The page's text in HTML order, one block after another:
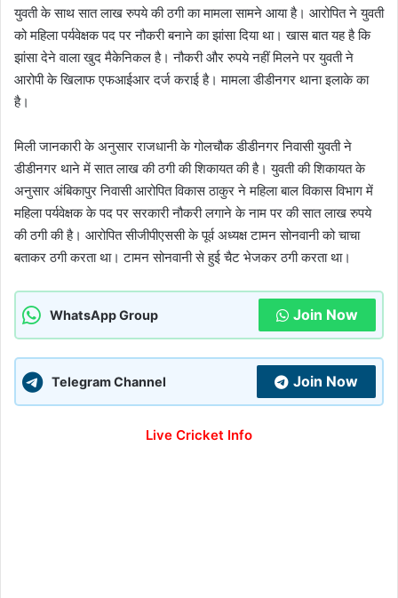
युवती के साथ सात लाख रुपये की ठगी का मामला सामने आया है। आरोपित ने युवती
को महिला पर्यवेक्षक पद पर नौकरी बनाने का झांसा दिया था। खास बात यह है कि
झांसा देने वाला खुद मैकेनिकल है। नौकरी और रुपये नहीं मिलने पर युवती ने
आरोपी के खिलाफ एफआईआर दर्ज कराई है। मामला डीडीनगर थाना इलाके का
है।
मिली जानकारी के अनुसार राजधानी के गोलचौक डीडीनगर निवासी युवती ने
डीडीनगर थाने में सात लाख की ठगी की शिकायत की है। युवती की शिकायत के
अनुसार अंबिकापुर निवासी आरोपित विकास ठाकुर ने महिला बाल विकास विभाग में
महिला पर्यवेक्षक के पद पर सरकारी नौकरी लगाने के नाम पर की सात लाख रुपये
की ठगी की है। आरोपित सीजीपीएससी के पूर्व अध्यक्ष टामन सोनवानी को चाचा
बताकर ठगी करता था। टामन सोनवानी से हुई चैट भेजकर ठगी करता था।
WhatsApp Group Join Now
Telegram Channel Join Now
Live Cricket Info